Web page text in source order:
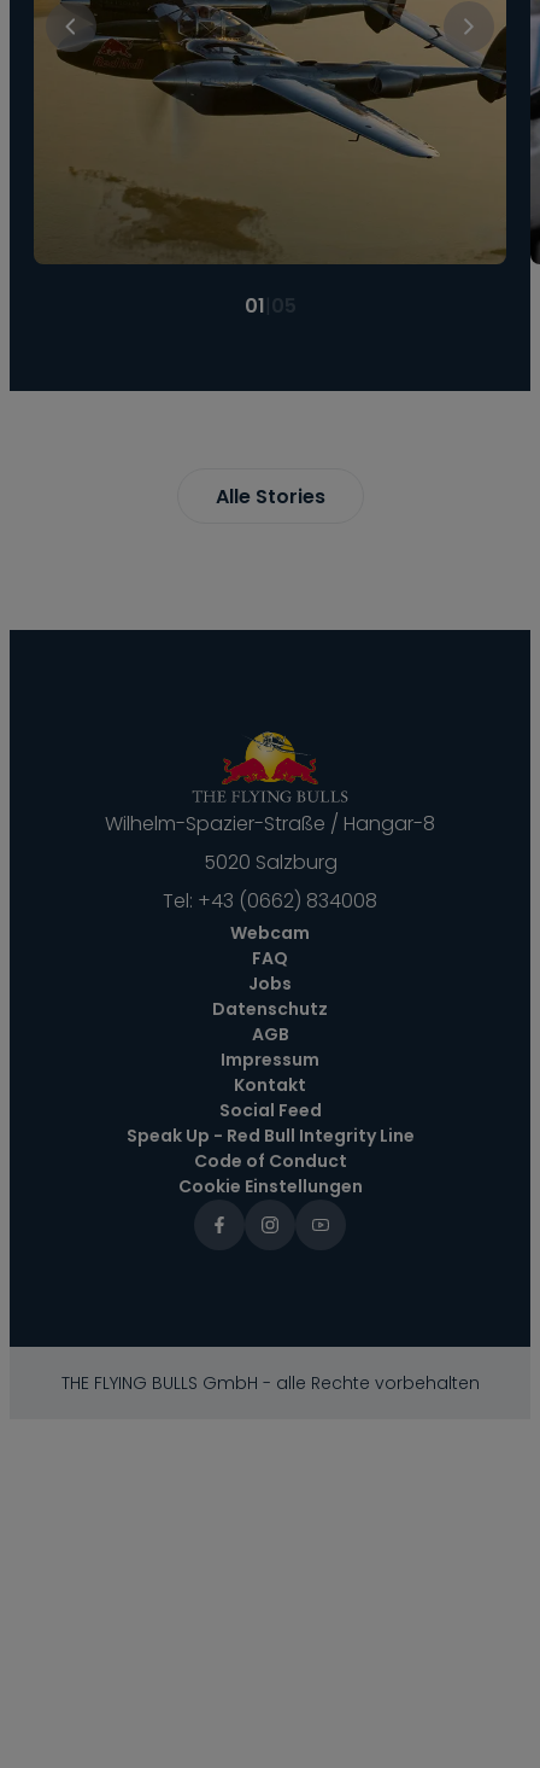
01
Alle Stories
Wilhelm-Spazier-Straße / Hangar-8
5020 Salzburg
Tel: +43 (0662) 834008
Webcam
FAQ
Jobs
Datenschutz
AGB
Impressum
Kontakt
Social Feed
Speak Up - Red Bull Integrity Line
Code of Conduct
Cookie Einstellungen
THE FLYING BULLS GmbH - alle Rechte vorbehalten